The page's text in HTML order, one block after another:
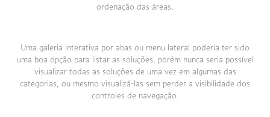
ordenação das áreas.
Uma galeria interativa por abas ou menu lateral poderia ter sido
uma boa opção para listar as soluções, porém nunca seria possível
visualizar todas as soluções de uma vez em algumas das
categorias, ou mesmo visualizá-las sem perder a visibilidade dos
controles de navegação.